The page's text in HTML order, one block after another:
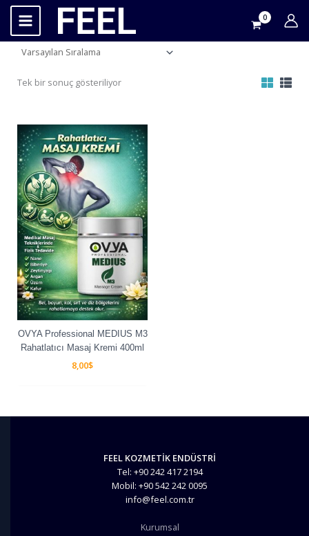
İçeriğe
Tek bir sonuç gösteriliyor
OVYA Professional MEDIUS M3
Rahatlatıcı Masaj Kremi 400ml
8,00$
FEEL KOZMETİK ENDÜSTRİ
Tel: +90 242 417 2194
Mobil: +90 542 242 0095
info@feel.com.tr
Kurumsal